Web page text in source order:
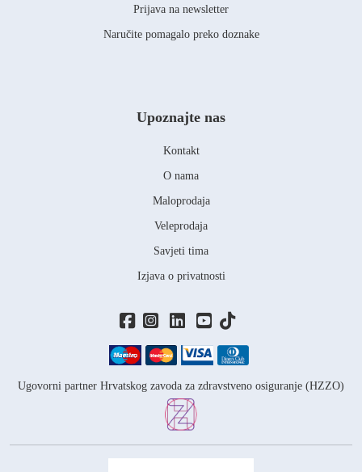
Prijava na newsletter
Naručite pomagalo preko doznake
Ugovorni partner Hrvatskog zavoda za zdravstveno osiguranje (HZZO)
Upoznajte nas
Kontakt
O nama
Maloprodaja
Veleprodaja
Savjeti tima
Izjava o privatnosti